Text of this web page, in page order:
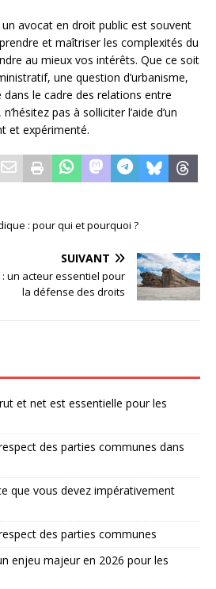
avocat en droit public est souvent
et maîtriser les complexités du
au mieux vos intérêts. Que ce soit
une question d’urbanisme,
le cadre des relations entre
pas à solliciter l’aide d’un
et expérimenté.
: pour qui et pourquoi ?
SUIVANT
: un acteur essentiel pour
la défense des droits
et net est essentielle pour les
des parties communes dans
que vous devez impérativement
des parties communes
enjeu majeur en 2026 pour les